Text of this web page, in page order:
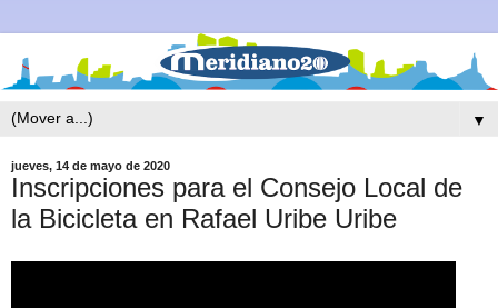
▼
jueves, 14 de mayo de 2020
Inscripciones para el Consejo Local de
la Bicicleta en Rafael Uribe Uribe